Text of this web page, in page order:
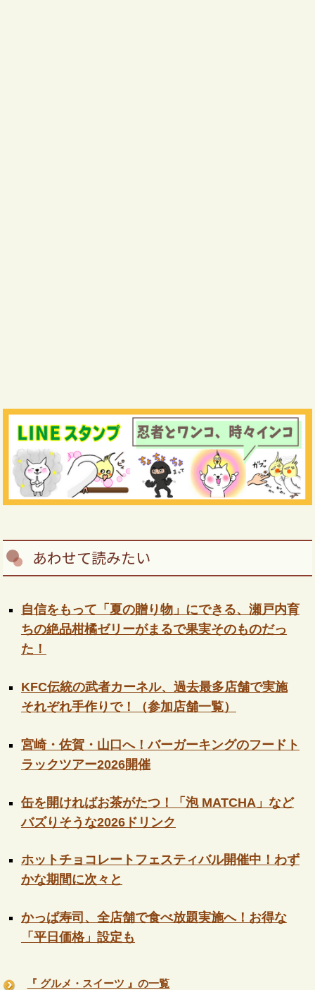
あわせて読みたい
自信をもって「夏の贈り物」にできる、瀬戸内育
ちの絶品柑橘ゼリーがまるで果実そのものだっ
た！
KFC伝統の武者カーネル、過去最多店舗で実施
それぞれ手作りで！（参加店舗一覧）
宮崎・佐賀・山口へ！バーガーキングのフードト
ラックツアー2026開催
缶を開ければお茶がたつ！「泡 MATCHA」など
バズりそうな2026ドリンク
ホットチョコレートフェスティバル開催中！わず
かな期間に次々と
かっぱ寿司、全店舗で食べ放題実施へ！お得な
「平日価格」設定も
『 グルメ・スイーツ 』の一覧